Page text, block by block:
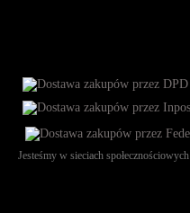
Jesteśmy w sieciach społecznościowych